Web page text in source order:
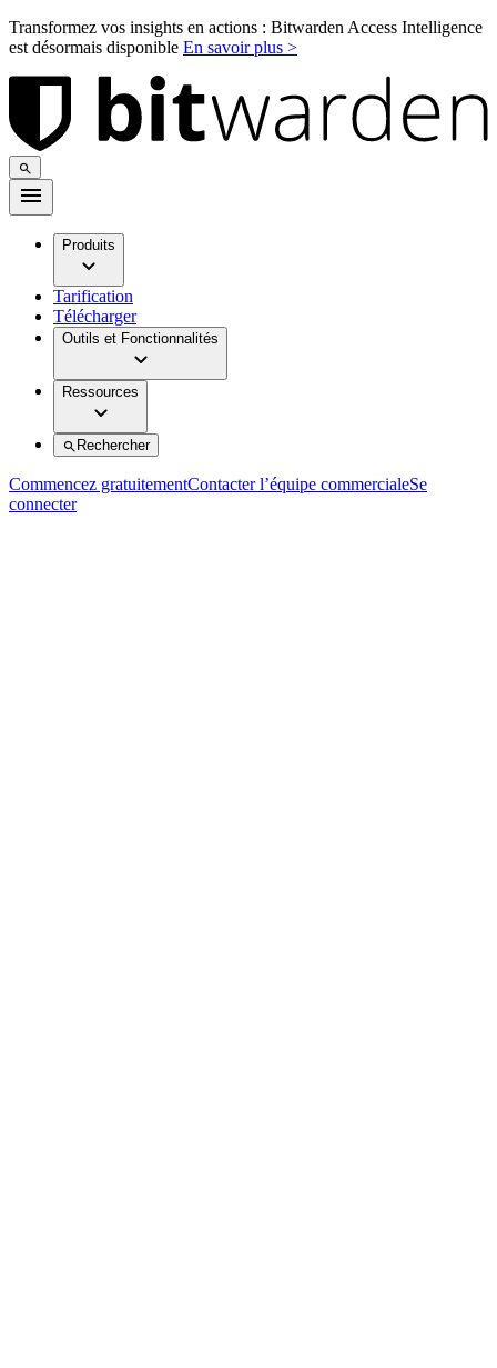
Transformez vos insights en actions : Bitwarden Access Intelligence
est désormais disponible En savoir plus >
Produits
Tarification
Télécharger
Outils et Fonctionnalités
Ressources
Rechercher
Commencez gratuitementContacter l’équipe commercialeSe
connecter